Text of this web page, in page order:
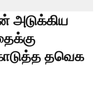
அடுக்கிய
தவெக